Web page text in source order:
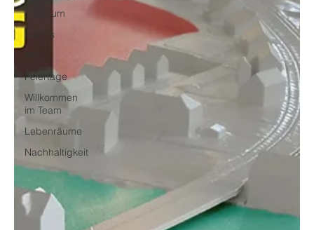
Jubiläum
Events
Feiertage
Willkommen
im Team
Lebenräume
Nachhaltigkeit